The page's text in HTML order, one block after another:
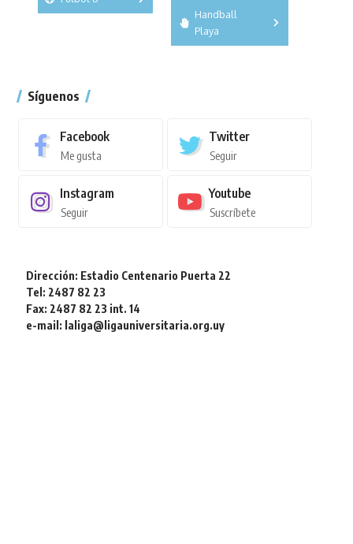
Torneo
Handball
Playa
Síguenos
Facebook
Me gusta
Twitter
Seguir
Instagram
Seguir
Youtube
Suscríbete
Dirección: Estadio Centenario Puerta 22
Tel: 2487 82 23
Fax: 2487 82 23 int. 14
e-mail: laliga@ligauniversitaria.org.uy